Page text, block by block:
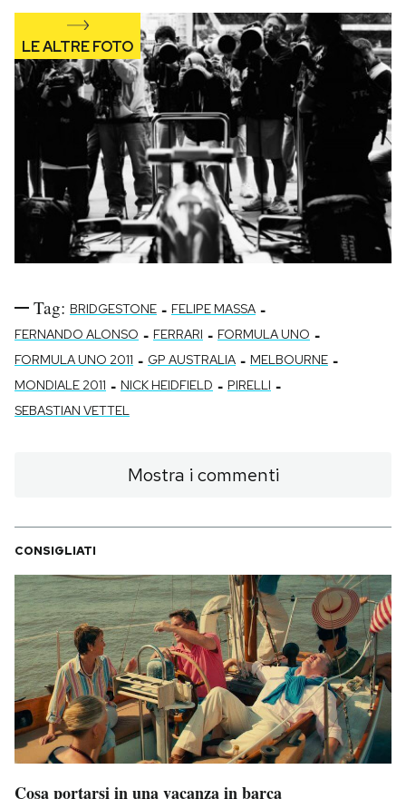
Tag: BRIDGESTONE - FELIPE MASSA -
FERNANDO ALONSO - FERRARI - FORMULA UNO -
FORMULA UNO 2011 - GP AUSTRALIA - MELBOURNE -
MONDIALE 2011 - NICK HEIDFIELD - PIRELLI -
SEBASTIAN VETTEL
Mostra i commenti
CONSIGLIATI
Cosa portarsi in una vacanza in barca